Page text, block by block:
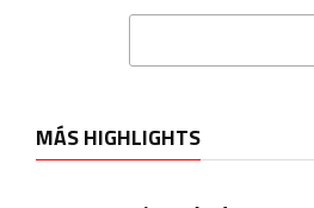
MÁS HIGHLIGHTS